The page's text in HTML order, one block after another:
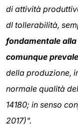
di attività
dl tollerabilità,
fondamentale
comunque
della produzione,
normale qualità
14180; in senso
2017)".